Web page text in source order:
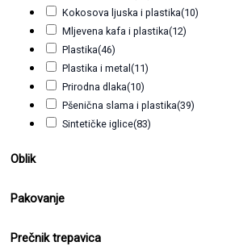
Kokosova ljuska i plastika(10)
Mljevena kafa i plastika(12)
Plastika(46)
Plastika i metal(11)
Prirodna dlaka(10)
Pšenična slama i plastika(39)
Sintetičke iglice(83)
Oblik
Pakovanje
Prečnik trepavica